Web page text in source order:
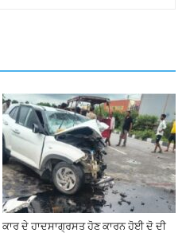
ਕਾਰ ਦੇ ਹਾਦਸਾਗ੍ਰਸਤ ਹੋਣ ਕਾਰਨ ਹੋਈ ਦੋ ਦੀ